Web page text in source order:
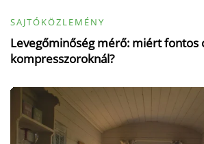
SAJTÓKÖZLEMÉNY
Levegőminőség mérő: miért fontos
kompresszoroknál?